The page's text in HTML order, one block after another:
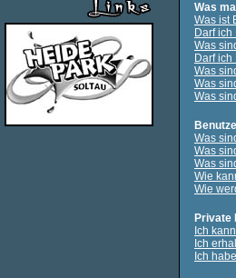
Was
Was ist
Darf
Was
Darf
Was
Was
Was
Was
Was
Was
Wie
Wie
Private
Ich
Ich
Ich